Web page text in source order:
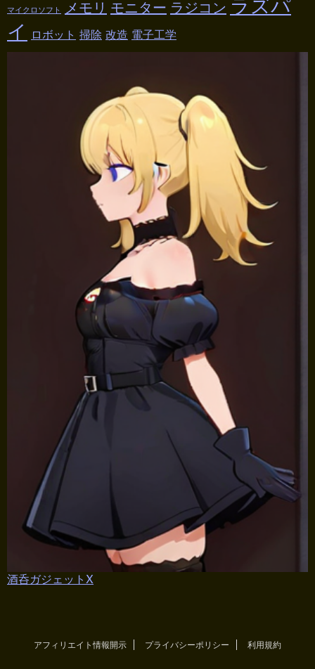
マイクロソフト メモリ モニター ラジコン ラズパ
イ
ロボット 掃除 改造 電子工学
酒呑ガジェットX
アフィリエイト情報開示 プライバシーポリシー 利用規約